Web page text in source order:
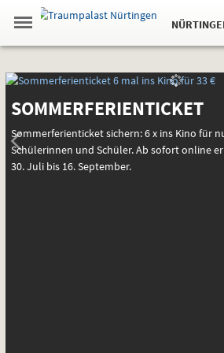
Springe
zum
,zum
.
Navigation
Service
Gehe
zur
Standortauswahl
Standort:
Hinweis
Startseite
Startseite
SOMMERFERIENTICKET
Sommerferienticket sichern: 6 x ins Kino für
Schülerinnen und Schüler. Ab sofort online
30. Juli bis 16. September.